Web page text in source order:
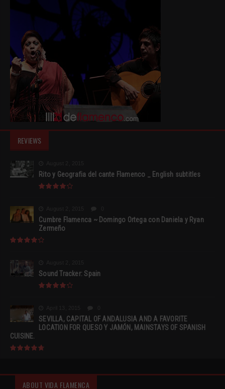
REVIEWS
Rito y Geografia del cante Flamenco _ English subtitles
Cumbre Flamenca ~ Domingo Ortega con Daniela y Ryan
Zermeño
Sound Tracker: Spain
SEVILLA, CAPITAL OF ANDALUSIA AND A FAVORITE
LOCATION FOR QUESO Y JAMÓN, MAINSTAYS OF SPANISH
CUISINE.
ABOUT VIDA FLAMENCA